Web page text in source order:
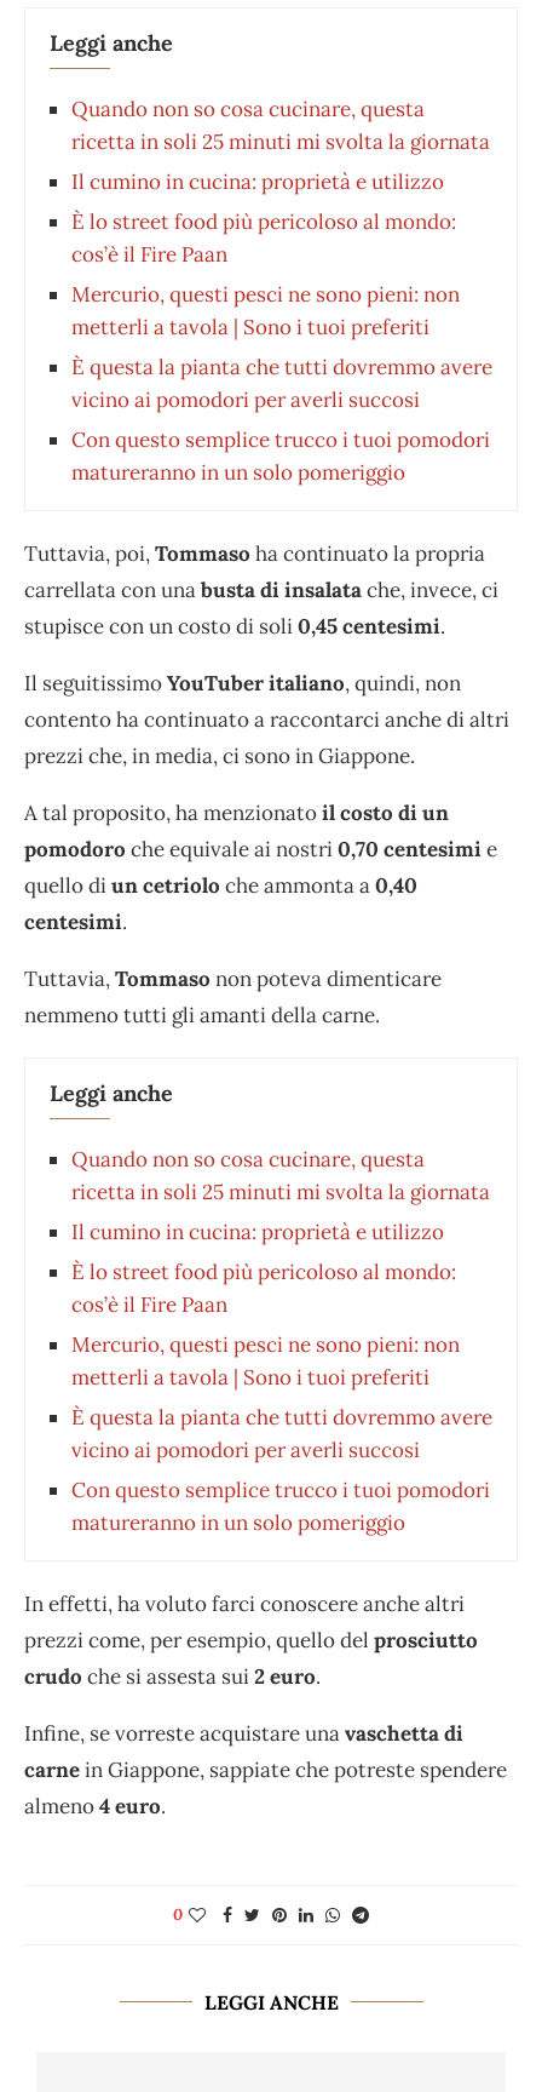
Leggi anche
Quando non so cosa cucinare, questa
ricetta in soli 25 minuti mi svolta la giornata
Il cumino in cucina: proprietà e utilizzo
È lo street food più pericoloso al mondo:
cos’è il Fire Paan
Mercurio, questi pesci ne sono pieni: non
metterli a tavola | Sono i tuoi preferiti
È questa la pianta che tutti dovremmo avere
vicino ai pomodori per averli succosi
Con questo semplice trucco i tuoi pomodori
matureranno in un solo pomeriggio
Tuttavia, poi,Tommaso ha continuato la propria
carrellata con unabusta di insalatache, invece, ci
stupisce con un costo di soli0,45 centesimi.
Il seguitissimoYouTuber italiano, quindi, non
contento ha continuato a raccontarci anche di altri
prezzi che, in media, ci sono in Giappone.
A tal proposito, ha menzionatoil costo di un
pomodoro che equivale ai nostri0,70 centesimie
quello diun cetriolo che ammonta a0,40
centesimi.
Tuttavia,Tommaso non poteva dimenticare
nemmeno tutti gli amanti della carne.
Leggi anche
Quando non so cosa cucinare, questa
ricetta in soli 25 minuti mi svolta la giornata
Il cumino in cucina: proprietà e utilizzo
È lo street food più pericoloso al mondo:
cos’è il Fire Paan
Mercurio, questi pesci ne sono pieni: non
metterli a tavola | Sono i tuoi preferiti
È questa la pianta che tutti dovremmo avere
vicino ai pomodori per averli succosi
Con questo semplice trucco i tuoi pomodori
matureranno in un solo pomeriggio
In effetti, ha voluto farci conoscere anche altri
prezzi come, per esempio, quello del prosciutto
crudo che si assesta sui2 euro.
Infine, se vorreste acquistare unavaschetta di
carnein Giappone, sappiate che potreste spendere
almeno4 euro.
0
LEGGI ANCHE